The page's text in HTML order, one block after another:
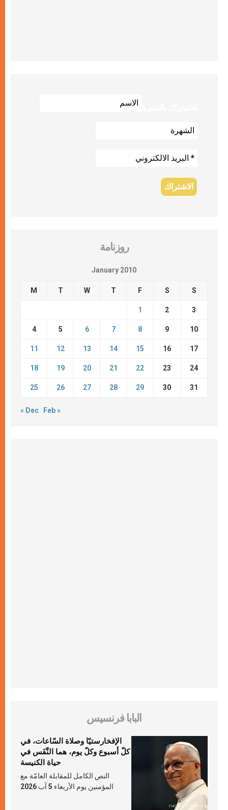
روزنامة
January 2010
M T W T F S S
1 2 3
4 5 6 7 8 9 10
11 12 13 14 15 16 17
18 19 20 21 22 23 24
25 26 27 28 29 30 31
« Dec Feb »
البابا فرنسيس
الإفخارستيّا وصلاة السّاعات، في
كلّ أسبوع وكلّ يوم، هما النَّفَس في
حياة الكنيسة
النص الكامل للمقابلة العامّة مع
المؤمنين يوم الأربعاء 5 آب 2026